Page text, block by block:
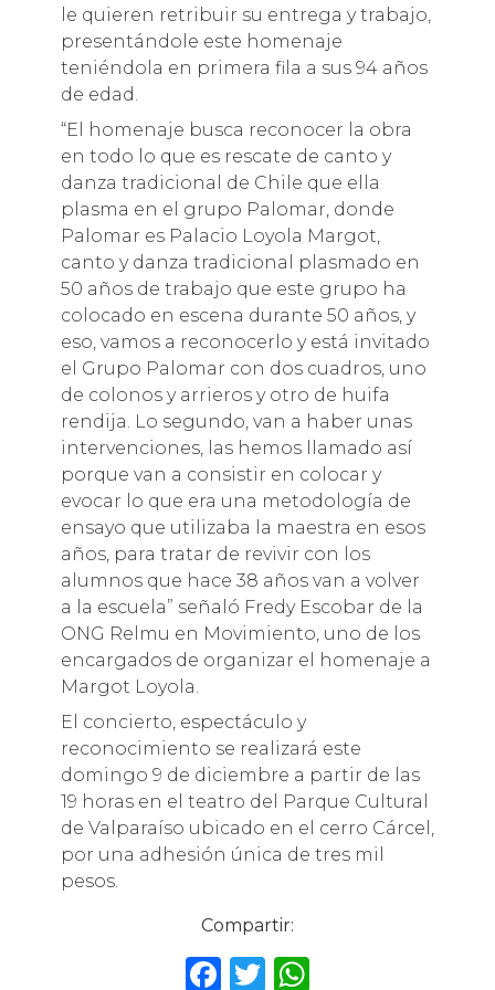
le quieren retribuir su entrega y trabajo,
presentándole este homenaje
teniéndola en primera fila a sus 94 años
de edad.
“El homenaje busca reconocer la obra
en todo lo que es rescate de canto y
danza tradicional de Chile que ella
plasma en el grupo Palomar, donde
Palomar es Palacio Loyola Margot,
canto y danza tradicional plasmado en
50 años de trabajo que este grupo ha
colocado en escena durante 50 años, y
eso, vamos a reconocerlo y está invitado
el Grupo Palomar con dos cuadros, uno
de colonos y arrieros y otro de huifa
rendija. Lo segundo, van a haber unas
intervenciones, las hemos llamado así
porque van a consistir en colocar y
evocar lo que era una metodología de
ensayo que utilizaba la maestra en esos
años, para tratar de revivir con los
alumnos que hace 38 años van a volver
a la escuela” señaló Fredy Escobar de la
ONG Relmu en Movimiento, uno de los
encargados de organizar el homenaje a
Margot Loyola.
El concierto, espectáculo y
reconocimiento se realizará este
domingo 9 de diciembre a partir de las
19 horas en el teatro del Parque Cultural
de Valparaíso ubicado en el cerro Cárcel,
por una adhesión única de tres mil
pesos.
Compartir:
F T W